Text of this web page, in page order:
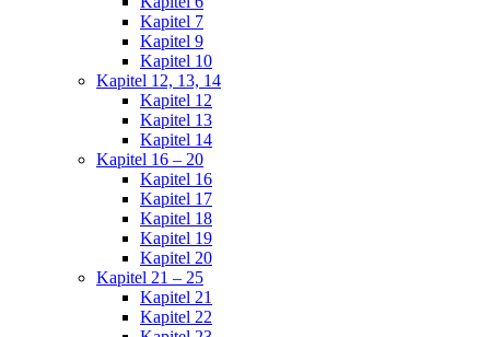
Kapitel 7
Kapitel 9
Kapitel 10
Kapitel 12, 13, 14
Kapitel 12
Kapitel 13
Kapitel 14
Kapitel 16 – 20
Kapitel 16
Kapitel 17
Kapitel 18
Kapitel 19
Kapitel 20
Kapitel 21 – 25
Kapitel 21
Kapitel 22